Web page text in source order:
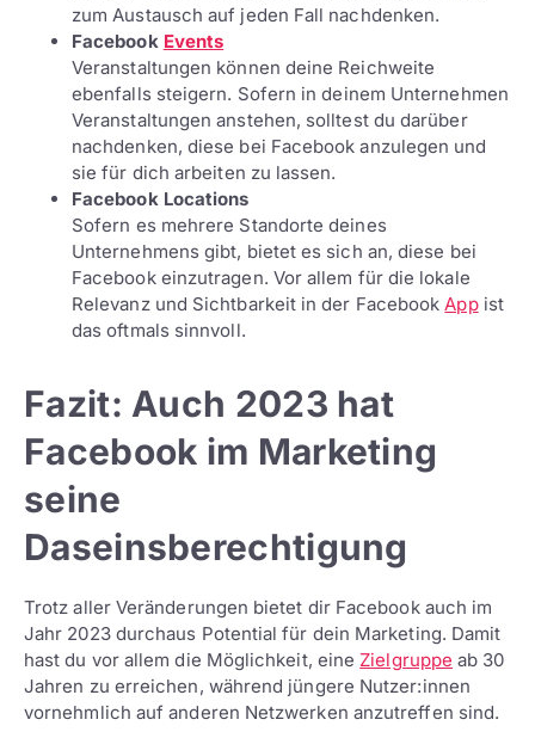
zum Austausch auf jeden Fall nachdenken.
Facebook Events
Veranstaltungen können deine Reichweite
ebenfalls steigern. Sofern in deinem Unternehmen
Veranstaltungen anstehen, solltest du darüber
nachdenken, diese bei Facebook anzulegen und
sie für dich arbeiten zu lassen.
Facebook Locations
Sofern es mehrere Standorte deines
Unternehmens gibt, bietet es sich an, diese bei
Facebook einzutragen. Vor allem für die lokale
Relevanz und Sichtbarkeit in der FacebookAppist
das oftmals sinnvoll.
Fazit: Auch 2023 hat
Facebook im Marketing
seine
Daseinsberechtigung
Trotz aller Veränderungen bietet dir Facebook auch im
Jahr 2023 durchaus Potential für dein Marketing. Damit
hast du vor allem die Möglichkeit, eine Zielgruppe ab 30
Jahren zu erreichen, während jüngere Nutzer:innen
vornehmlich auf anderen Netzwerken anzutreffen sind.